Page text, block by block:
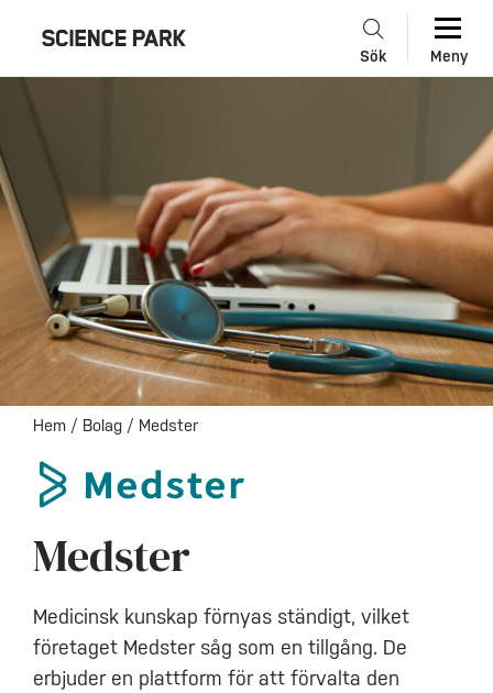
Sök Meny
Hem / Bolag / Medster
Medster
Medicinsk kunskap förnyas ständigt, vilket
företaget Medster såg som en tillgång. De
erbjuder en plattform för att förvalta den